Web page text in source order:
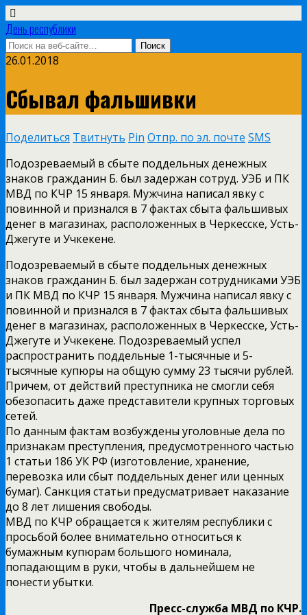
День республики
26.01.2018
Сбывал фальшивки
Поделиться Твитнуть Pin Отпр. по эл. почте SMS
Подозреваемый в сбыте поддельных денежных
знаков гражданин Б. был задержан сотруд. УЭБ и ПК
МВД по КЧР 15 января. Мужчина написал явку с
повинной и признался в 7 фактах сбыта фальшивых
денег в магазинах, расположенных в Черкесске, Усть-
Джегуте и Учкекене.
Подозреваемый в сбыте поддельных денежных
знаков гражданин Б. был задержан сотрудниками УЭБ
и ПК МВД по КЧР 15 января. Мужчина написал явку с
повинной и признался в 7 фактах сбыта фальшивых
денег в магазинах, расположенных в Черкесске, Усть-
Джегуте и Учкекене. Подозреваемый успел
распространить поддельные 1-тысячные и 5-
тысячные купюры на общую сумму 23 тысячи рублей.
Причем, от действий преступника не смогли себя
обезопасить даже представители крупных торговых
сетей.
По данным фактам возбуждены уголовные дела по
признакам преступления, предусмотренного частью
1 статьи 186 УК РФ (изготовление, хранение,
перевозка или сбыт поддельных денег или ценных
бумаг). Санкция статьи предусматривает наказание
до 8 лет лишения свободы.
МВД по КЧР обращается к жителям республики с
просьбой более внимательно относиться к
бумажным купюрам большого номинала,
попадающим в руки, чтобы в дальнейшем не
понести убытки.
Пресс-служба МВД по КЧР.